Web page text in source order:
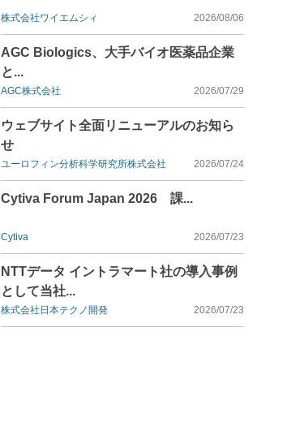
株式会社ワイエムシィ 2026/08/06
AGC Biologics、大手バイオ医薬品企業
と...
AGC株式会社 2026/07/29
ウェブサイト全面リニューアルのお知ら
せ
ユーロフィン分析科学研究所株式会社 2026/07/24
Cytiva Forum Japan 2026 課...
Cytiva 2026/07/23
NTTデータ イントラマート社の導入事例
として当社...
株式会社日本テクノ開発 2026/07/23